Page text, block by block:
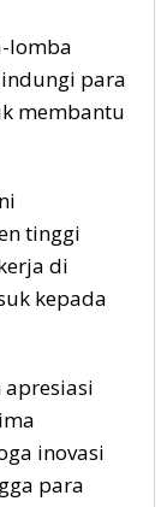
lomba
para
membantu
tinggi
di
kepada
apresiasi
inovasi
para